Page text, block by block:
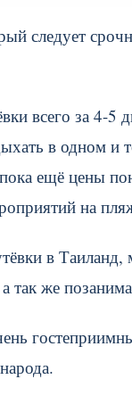
следует
всего за 4-
в одном и
ещё цены
на
в
так же